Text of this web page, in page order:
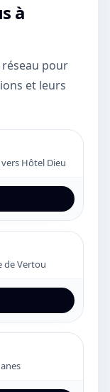
à
réseau pour
et leurs
Hôtel Dieu
de Vertou